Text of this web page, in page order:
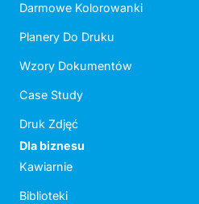
Darmowe Kolorowanki
Planery Do Druku
Wzory Dokumentów
Case Study
Druk Zdjęć
Dla biznesu
Kawiarnie
Biblioteki